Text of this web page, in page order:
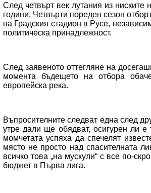
След четвърт век лутания из
години. Четвърти пореден сезон
на Градския стадион в Русе,
политическа принадлежност.
След заявеното оттегляне на
момента бъдещето на отбора
европейска река.
Въпросителните следват една след
утре дали ще обядват, осигурен ли
момчетата успяха да спечелят
място не просто над спасителната
всичко това „на мускули“ с все по-
бюджет в Първа лига.